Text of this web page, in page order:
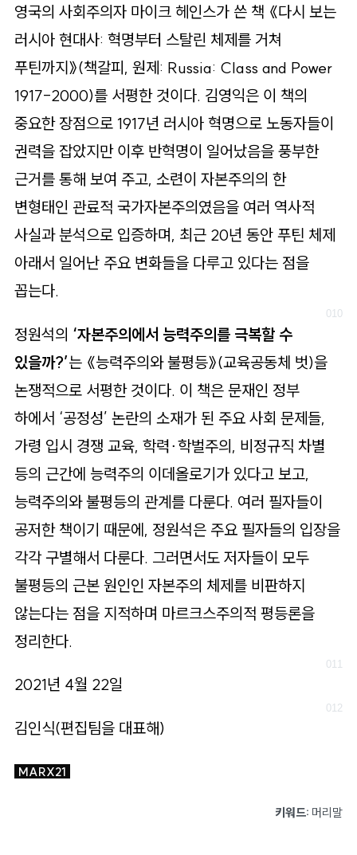
영국의 사회주의자 마이크 헤인스가 쓴 책 《다시 보는
러시아 현대사: 혁명부터 스탈린 체제를 거쳐
푸틴까지》(책갈피, 원제: Russia: Class and Power
1917-2000)를 서평한 것이다. 김영익은 이 책의
중요한 장점으로 1917년 러시아 혁명으로 노동자들이
권력을 잡았지만 이후 반혁명이 일어났음을 풍부한
근거를 통해 보여 주고, 소련이 자본주의의 한
변형태인 관료적 국가자본주의였음을 여러 역사적
사실과 분석으로 입증하며, 최근 20년 동안 푸틴 체제
아래서 일어난 주요 변화들을 다루고 있다는 점을
꼽는다.
정원석의 ‘자본주의에서 능력주의를 극복할 수
있을까?’는 《능력주의와 불평등》(교육공동체 벗)을
논쟁적으로 서평한 것이다. 이 책은 문재인 정부
하에서 ‘공정성’ 논란의 소재가 된 주요 사회 문제들,
가령 입시 경쟁 교육, 학력∙학벌주의, 비정규직 차별
등의 근간에 능력주의 이데올로기가 있다고 보고,
능력주의와 불평등의 관계를 다룬다. 여러 필자들이
공저한 책이기 때문에, 정원석은 주요 필자들의 입장을
각각 구별해서 다룬다. 그러면서도 저자들이 모두
불평등의 근본 원인인 자본주의 체제를 비판하지
않는다는 점을 지적하며 마르크스주의적 평등론을
정리한다.
2021년 4월 22일
김인식(편집팀을 대표해)
MARX21
키워드: 머리말